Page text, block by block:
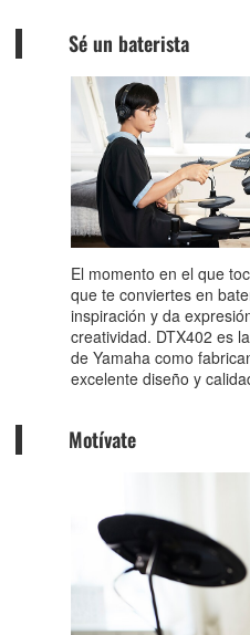
Sé un baterista
El momento en el que
que te conviertes en
inspiración y da
creatividad. DTX402 es
de Yamaha como
excelente diseño y
Motívate